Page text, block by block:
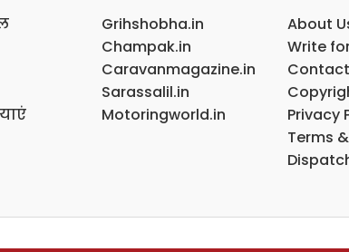
Grihshobha.in
Champak.in
Caravanmagazine.in
Sarassalil.in
Motoringworld.in
About
Write
Privacy
Terms